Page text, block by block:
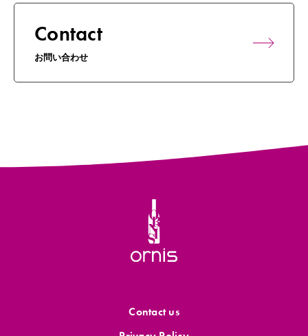
Contact
お問い合わせ
Contact us